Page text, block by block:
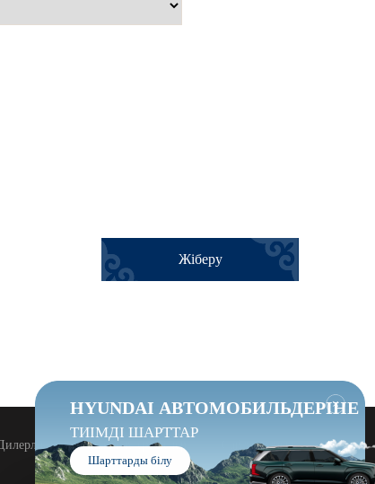
Жіберу
орталыққа келу ережелері Сайт картасы
HYUNDAI АВТОМОБИЛЬДЕРІНЕ
ТИІМДІ ШАРТТАР
Шарттарды білу
Жабу